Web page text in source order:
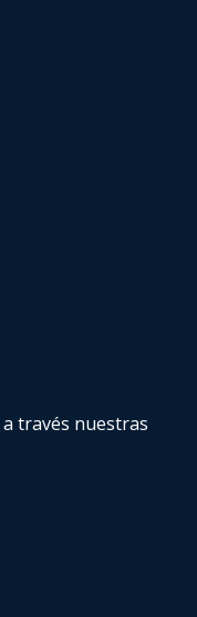
través nuestras